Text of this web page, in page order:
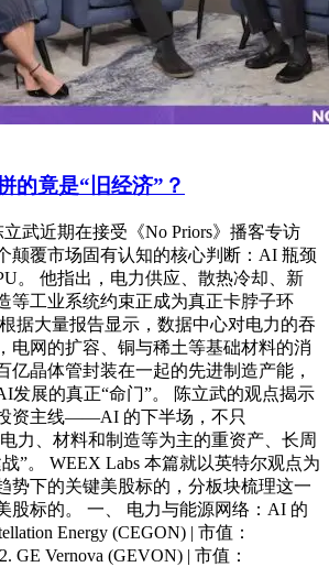
的竟是“旧经济”？
武近期在接受《No Priors》播客专访
颠覆市场固有认知的核心判断：AI 瓶颈
。 他指出，电力供应、散热冷却、新
等工业系统约束正成为真正卡脖子环
据大量报告显示，数据中心对电力的吞
电网的扩容、铜与稀土等基础材料的消
亿晶体管封装在一起的先进制造产能，
发展的真正“命门”。 陈立武的观点揭示
资主线——AI 的下半场，不只
力、材料和制造等为主的重资产、长周
”。 WEEX Labs 本篇就以英特尔观点为
势下的关键美股标的，分板块梳理这一
股标的。 一、 电力与能源网络：AI 的
Energy (CEGON) | 市值：
GE Vernova (GEVON) | 市值：